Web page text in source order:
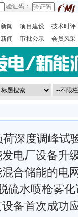
验证码：
闻 项目建设
技术时评
闻
审批公示 会员风采
深度调峰试
备升级改造项目
能的电网调频
硫水喷枪雾
次成功应用于漂